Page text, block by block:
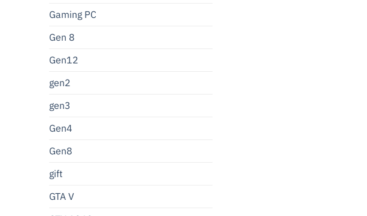
Gaming PC
Gen 8
Gen12
gen2
gen3
Gen4
Gen8
gift
GTA V